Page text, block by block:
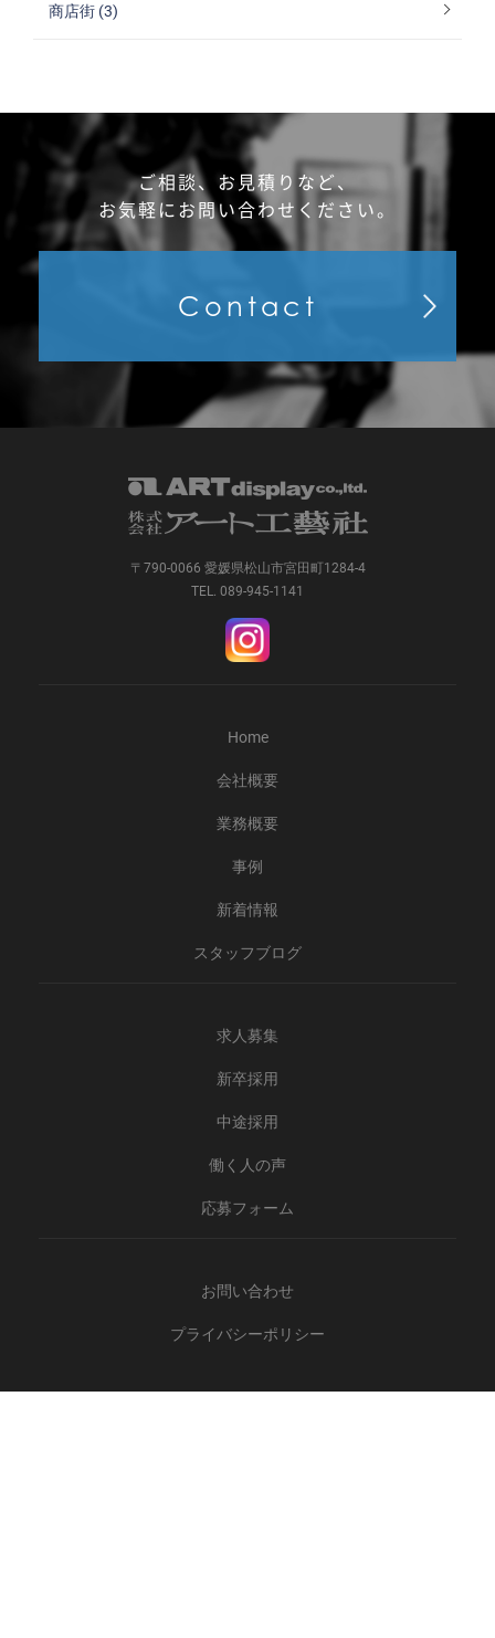
商店街 (3)
ご相談、お見積りなど、
お気軽にお問い合わせください。
Contact
〒790-0066 愛媛県松山市宮田町1284-4
TEL. 089-945-1141
Home
会社概要
業務概要
事例
新着情報
スタッフブログ
求人募集
新卒採用
中途採用
働く人の声
応募フォーム
お問い合わせ
プライバシーポリシー